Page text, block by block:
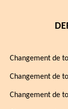
Changement de
Changement de
Changement de